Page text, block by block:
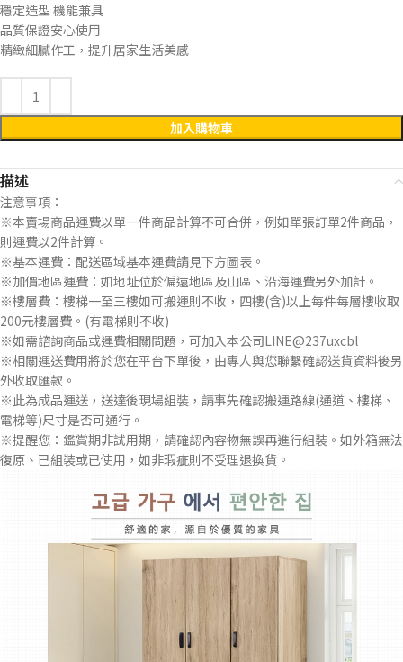
穩定造型 機能兼具
品質保證安心使用
精緻細膩作工，提升居家生活美感
加入購物車
描述
注意事項：
※本賣場商品運費以單一件商品計算不可合併，例如單張訂單2件商品，
則運費以2件計算。
※基本運費：配送區域基本運費請見下方圖表。
※加價地區運費：如地址位於偏遠地區及山區、沿海運費另外加計。
※樓層費：樓梯一至三樓如可搬運則不收，四樓(含)以上每件每層樓收取
200元樓層費。(有電梯則不收)
※如需諮詢商品或運費相關問題，可加入本公司LINE@237uxcbl
※相關運送費用將於您在平台下單後，由專人與您聯繫確認送貨資料後另
外收取匯款。
※此為成品運送，送達後現場組裝，請事先確認搬運路線(通道、樓梯、
電梯等)尺寸是否可通行。
※提醒您：鑑賞期非試用期，請確認內容物無誤再進行組裝。如外箱無法
復原、已組裝或已使用，如非瑕疵則不受理退換貨。